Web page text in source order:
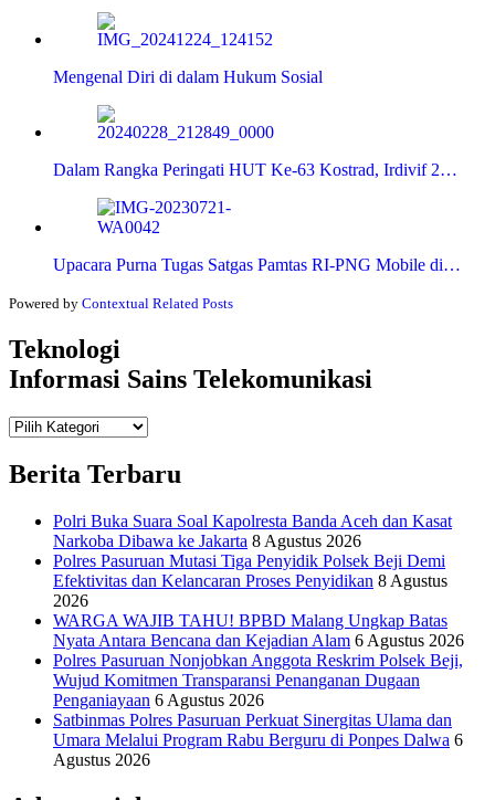
Mengenal Diri di dalam Hukum Sosial
Dalam Rangka Peringati HUT Ke-63 Kostrad, Irdivif 2…
Upacara Purna Tugas Satgas Pamtas RI-PNG Mobile di…
Powered by Contextual Related Posts
Teknologi
Informasi Sains Telekomunikasi
Teknologi
Berita Terbaru
Polri Buka Suara Soal Kapolresta Banda Aceh dan Kasat
Narkoba Dibawa ke Jakarta 8 Agustus 2026
Polres Pasuruan Mutasi Tiga Penyidik Polsek Beji Demi
Efektivitas dan Kelancaran Proses Penyidikan 8 Agustus
2026
WARGA WAJIB TAHU! BPBD Malang Ungkap Batas
Nyata Antara Bencana dan Kejadian Alam 6 Agustus 2026
Polres Pasuruan Nonjobkan Anggota Reskrim Polsek Beji,
Wujud Komitmen Transparansi Penanganan Dugaan
Penganiayaan 6 Agustus 2026
Satbinmas Polres Pasuruan Perkuat Sinergitas Ulama dan
Umara Melalui Program Rabu Berguru di Ponpes Dalwa 6
Agustus 2026